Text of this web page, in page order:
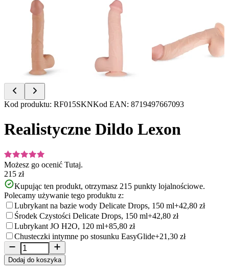
Item
of
Kod produktu: RF015SKNKod EAN: 8719497667093
Realistyczne Dildo Lexon
Możesz go ocenić Tutaj.
215 zł
Kupując ten produkt, otrzymasz 215 punkty lojalnościowe.
Polecamy używanie tego produktu z:
Lubrykant na bazie wody Delicate Drops, 150 ml+42,80 zł
Środek Czystości Delicate Drops, 150 ml+42,80 zł
Lubrykant JO H2O, 120 ml+85,80 zł
Chusteczki intymne po stosunku EasyGlide+21,30 zł
Dodaj do koszyka